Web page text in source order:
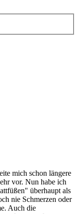
mich schon längere
vor. Nun habe ich
überhaupt als
nie Schmerzen oder
Auch die